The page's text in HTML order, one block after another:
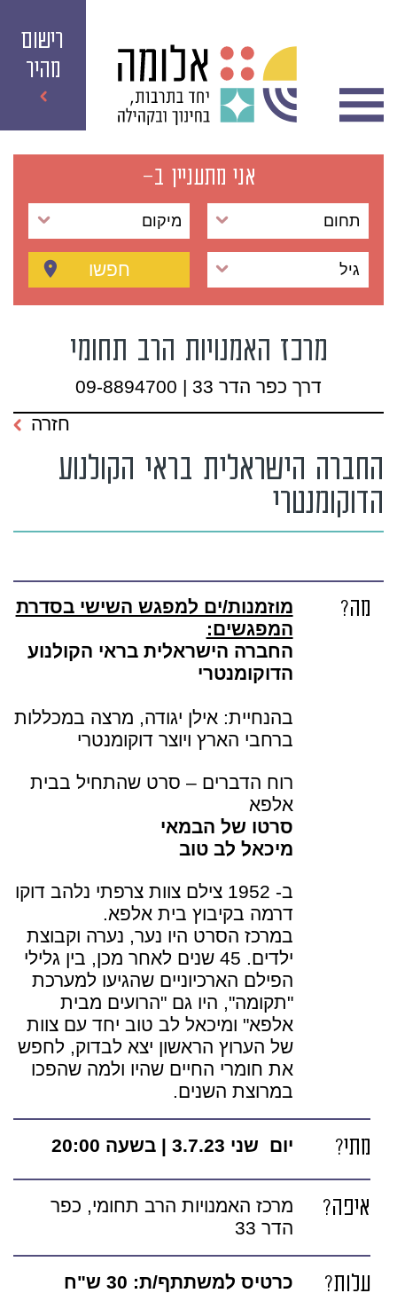
רישום
מהיר
אני מתעניין ב-
תחום מיקום
גיל חפשו
מרכז האמנויות הרב תחומי
דרך כפר הדר 33 | 09-8894700
החברה הישראלית בראי הקולנוע
הדוקומנטרי
חזרה
מה?
מוזמנות/ים למפגש השישי בסדרת
המפגשים:
החברה הישראלית בראי הקולנוע
הדוקומנטרי
בהנחיית: אילן יגודה, מרצה במכללות
ברחבי הארץ ויוצר דוקומנטרי
רוח הדברים – סרט שהתחיל בבית
אלפא
סרטו של הבמאי
מיכאל לב טוב
ב- 1952 צילם צוות צרפתי נלהב דוקו
דרמה בקיבוץ בית אלפא.
במרכז הסרט היו נער, נערה וקבוצת
ילדים. 45 שנים לאחר מכן, בין גלילי
הפילם הארכיוניים שהגיעו למערכת
"תקומה", היו גם "הרועים מבית
אלפא" ומיכאל לב טוב יחד עם צוות
של הערוץ הראשון יצא לבדוק, לחפש
את חומרי החיים שהיו ולמה שהפכו
במרוצת השנים.
מתי? יום שני 3.7.23 | בשעה 20:00
איפה?
מרכז האמנויות הרב תחומי, כפר
הדר 33
עלות? כרטיס למשתתף/ת: 30 ש"ח